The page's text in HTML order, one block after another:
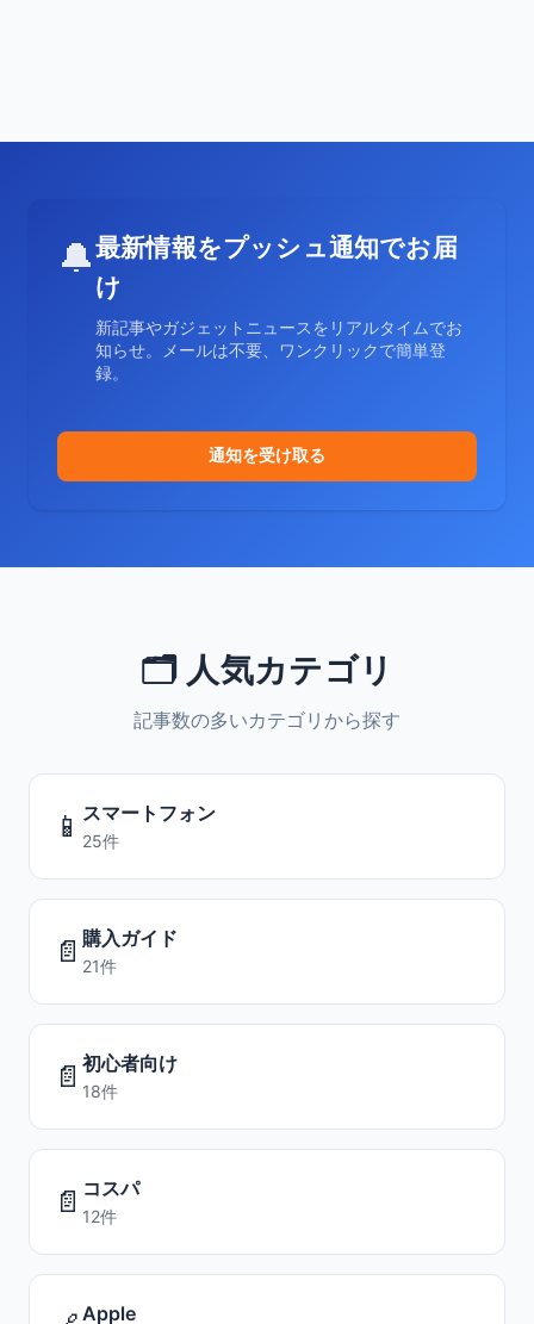
🔔最新情報をプッシュ通知でお届
け
新記事やガジェットニュースをリアルタイムでお
知らせ。メールは不要、ワンクリックで簡単登
録。
通知を受け取る
🗂️ 人気カテゴリ
記事数の多いカテゴリから探す
📱 スマートフォン
25件
📄 購入ガイド
21件
📄 初心者向け
18件
📄 コスパ
12件
Apple